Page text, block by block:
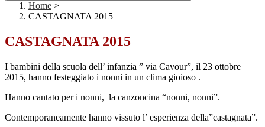
Home >
CASTAGNATA 2015
CASTAGNATA 2015
I bambini della scuola dell’ infanzia ” via Cavour”, il 23 ottobre
2015, hanno festeggiato i nonni in un clima gioioso .
Hanno cantato per i nonni, la canzoncina “nonni, nonni”.
Contemporaneamente hanno vissuto l’ esperienza della”castagnata”.